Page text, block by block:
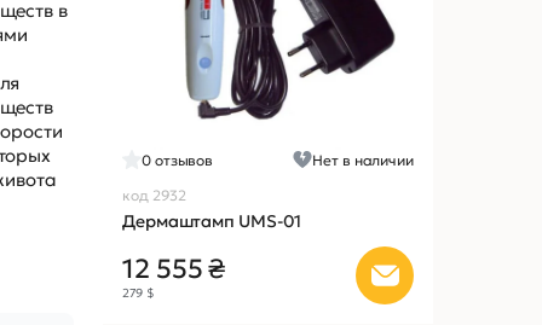
в
0 отзывов
Нет в наличии
код 2932
Дермаштамп UMS-01
12 555 ₴
279 $